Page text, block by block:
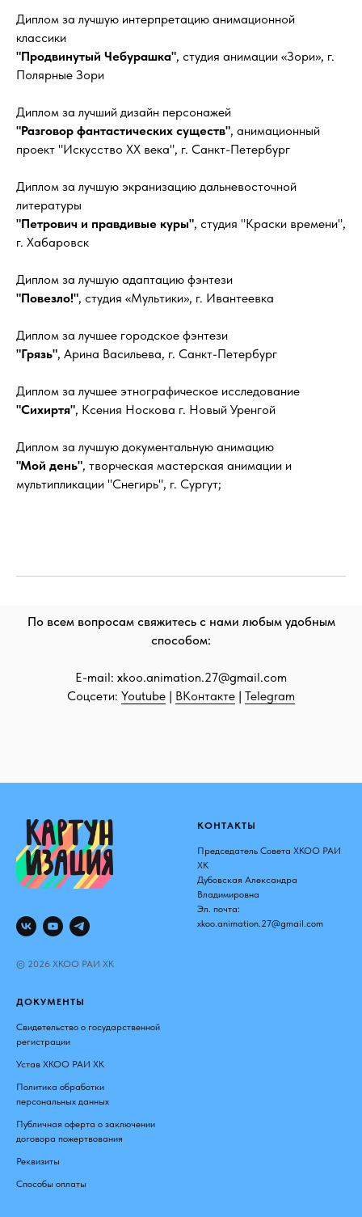
Диплом за лучшую интерпретацию анимационной
классики
"Продвинутый Чебурашка", студия анимации «Зори», г.
Полярные Зори
Диплом за лучший дизайн персонажей
"Разговор фантастических существ", анимационный
проект "Искусство ХХ века", г. Санкт-Петербург
Диплом за лучшую экранизацию дальневосточной
литературы
"Петрович и правдивые куры", студия "Краски времени",
г. Хабаровск
Диплом за лучшую адаптацию фэнтези
"Повезло!", студия «Мультики», г. Ивантеевка
Диплом за лучшее городское фэнтези
"Грязь", Арина Васильева, г. Санкт-Петербург
Диплом за лучшее этнографическое исследование
"Сихиртя", Ксения Носкова г. Новый Уренгой
Диплом за лучшую документальную анимацию
"Мой день", творческая мастерская анимации и
мультипликации "Снегирь", г. Сургут;
По всем вопросам свяжитесь с нами любым удобным
способом:
E-mail: xkoo.animation.27@gmail.com
Соцсети: Youtube | ВКонтакте | Telegram
© 2026 ХКОО РАИ ХК
КОНТАКТЫ
Председатель Совета ХКОО РАИ
ХК
Дубовская Александра
Владимировна
Эл. почта:
xkoo.animation.27@gmail.com
ДОКУМЕНТЫ
Свидетельство о государственной
регистрации
Устав ХКОО РАИ ХК
Политика обработки
персональных данных
Публичная оферта о заключении
договора пожертвования
Реквизиты
Способы оплаты